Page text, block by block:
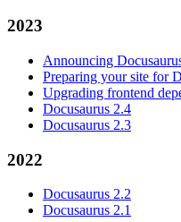
2023
Announcing
Preparing your site for
Upgrading frontend
Docusaurus 2.4
Docusaurus 2.3
2022
Docusaurus 2.2
Docusaurus 2.1